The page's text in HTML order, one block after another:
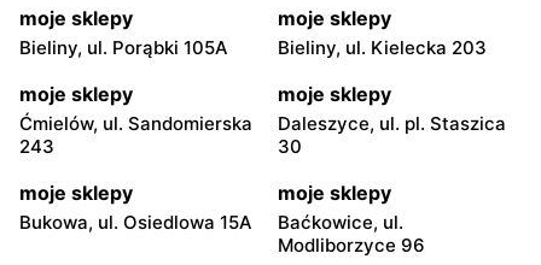
moje sklepy
Bieliny, ul. Porąbki 105A
moje sklepy
Bieliny, ul. Kielecka 203
moje sklepy
Ćmielów, ul. Sandomierska
243
moje sklepy
Daleszyce, ul. pl. Staszica
30
moje sklepy
Bukowa, ul. Osiedlowa 15A
moje sklepy
Baćkowice, ul.
Modliborzyce 96